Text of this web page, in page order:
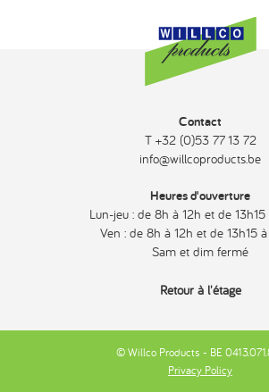
Contact
T +32 (0)53 77 13 72
info@willcoproducts.be
Heures d'ouverture
Lun-jeu : de 8h à 12h et de
Ven : de 8h à 12h et de 13h15 à
Sam et dim fermé
Retour à l'étage
© Willco Products - BE
Privacy Policy